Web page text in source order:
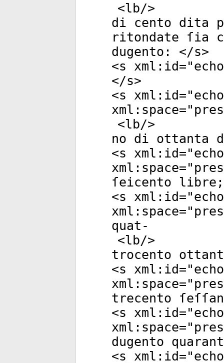
<lb/>
di cento dita
ritondate ſia
dugento: </s>
<s xml:id="
</s>
<s xml:id="
xml:space="
<lb/>
no di ottanta
<s xml:id="
xml:space="
ſeicento
<s xml:id="
xml:space="
quat-
<lb/>
trocento
<s xml:id="
xml:space="
trecento
<s xml:id="
xml:space="
dugento
<s xml:id="